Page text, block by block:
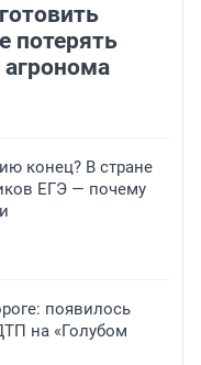
потерять
конец? В стране
ЕГЭ — почему
появилось
на «Голубом